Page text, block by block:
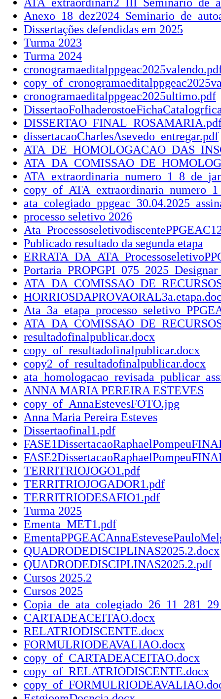
Dissertações defendidas em 2025
Turma 2023
Turma 2024
cronogramaeditalppgeac2025ultimo.pdf
dissertacaoCharlesAsevedo_entregar.pdf
processo seletivo 2026
Publicado resultado da segunda etapa
resultadofinalpublicar.docx
copy_of_resultadofinalpublicar.docx
copy2_of_resultadofinalpublicar.docx
ANNA MARIA PEREIRA ESTEVES
copy_of_AnnaEstevesFOTO.jpg
Anna Maria Pereira Esteves
Dissertaofinal1.pdf
TERRITRIOJOGO1.pdf
TERRITRIOJOGADOR1.pdf
TERRITRIODESAFIO1.pdf
Turma 2025
Ementa_MET1.pdf
QUADRODEDISCIPLINAS2025.2.docx
QUADRODEDISCIPLINAS2025.2.pdf
Cursos 2025.2
Cursos 2025
CARTADEACEITAO.docx
RELATRIODISCENTE.docx
FORMULRIODEAVALIAO.docx
copy_of_CARTADEACEITAO.docx
copy_of_RELATRIODISCENTE.docx